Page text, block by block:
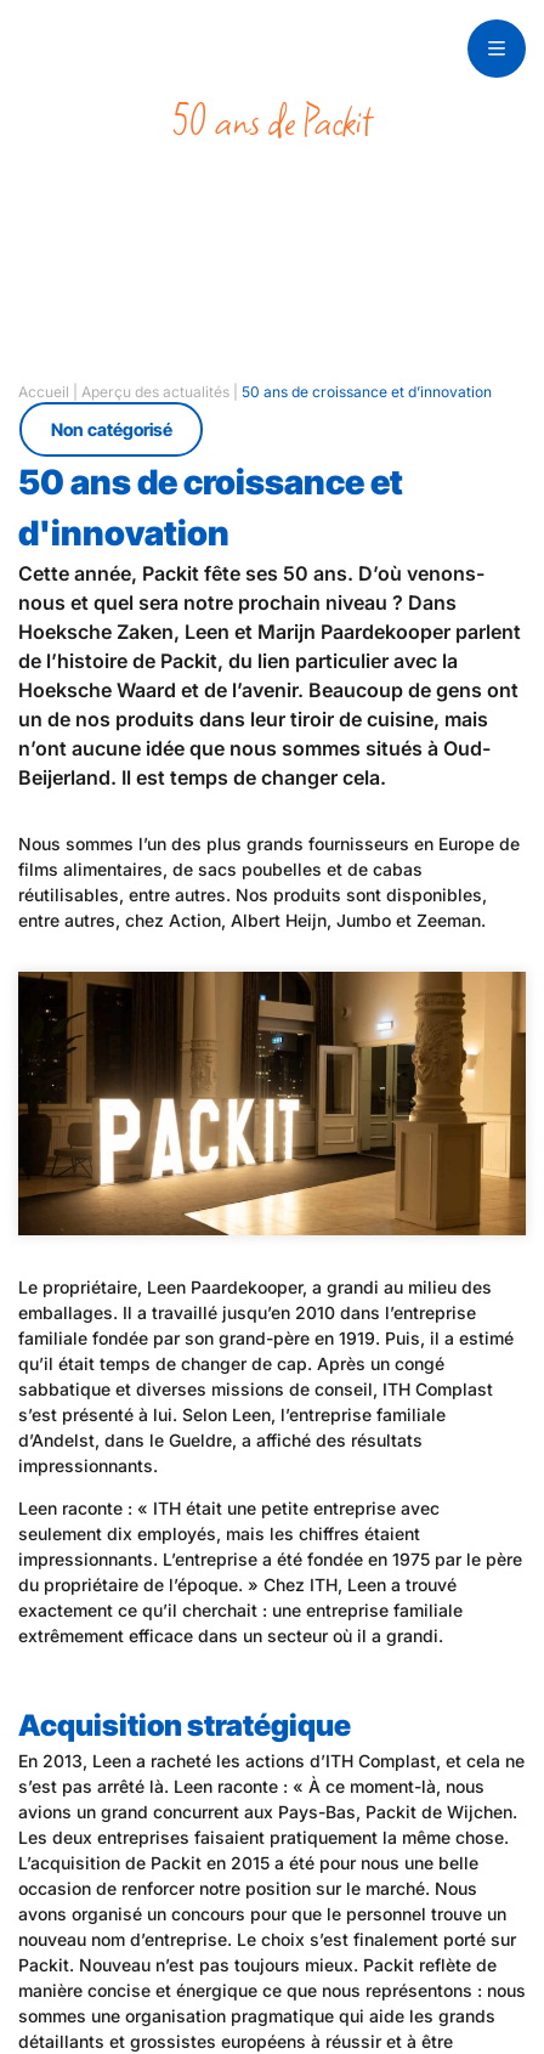
50 ans de Packit
Accueil Aperçu des actualités 50 ans de croissance et d’innovation
Non catégorisé
50 ans de croissance et
d'innovation
Cette année, Packit fête ses 50 ans. D’où venons-
nous et quel sera notre prochain niveau ? Dans
Hoeksche Zaken, Leen et Marijn Paardekooper parlent
de l’histoire de Packit, du lien particulier avec la
Hoeksche Waard et de l’avenir. Beaucoup de gens ont
un de nos produits dans leur tiroir de cuisine, mais
n’ont aucune idée que nous sommes situés à Oud-
Beijerland. Il est temps de changer cela.
Nous sommes l’un des plus grands fournisseurs en Europe de
films alimentaires, de sacs poubelles et de cabas
réutilisables, entre autres. Nos produits sont disponibles,
entre autres, chez Action, Albert Heijn, Jumbo et Zeeman.
Le propriétaire, Leen Paardekooper, a grandi au milieu des
emballages. Il a travaillé jusqu’en 2010 dans l’entreprise
familiale fondée par son grand-père en 1919. Puis, il a estimé
qu’il était temps de changer de cap. Après un congé
sabbatique et diverses missions de conseil, ITH Complast
s’est présenté à lui. Selon Leen, l’entreprise familiale
d’Andelst, dans le Gueldre, a affiché des résultats
impressionnants.
Leen raconte : « ITH était une petite entreprise avec
seulement dix employés, mais les chiffres étaient
impressionnants. L’entreprise a été fondée en 1975 par le père
du propriétaire de l’époque. » Chez ITH, Leen a trouvé
exactement ce qu’il cherchait : une entreprise familiale
extrêmement efficace dans un secteur où il a grandi.
Acquisition stratégique
En 2013, Leen a racheté les actions d’ITH Complast, et cela ne
s’est pas arrêté là. Leen raconte : « À ce moment-là, nous
avions un grand concurrent aux Pays-Bas, Packit de Wijchen.
Les deux entreprises faisaient pratiquement la même chose.
L’acquisition de Packit en 2015 a été pour nous une belle
occasion de renforcer notre position sur le marché. Nous
avons organisé un concours pour que le personnel trouve un
nouveau nom d’entreprise. Le choix s’est finalement porté sur
Packit. Nouveau n’est pas toujours mieux. Packit reflète de
manière concise et énergique ce que nous représentons : nous
sommes une organisation pragmatique qui aide les grands
détaillants et grossistes européens à réussir et à être